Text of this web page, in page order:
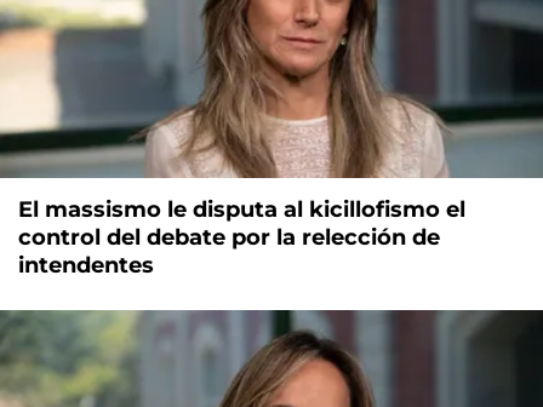
El massismo le disputa al kicillofismo el
control del debate por la relección de
intendentes